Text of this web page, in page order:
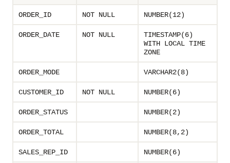
ORDER_ID NOT NULL NUMBER(12)
ORDER_DATE NOT NULL
TIMESTAMP(6)
WITH LOCAL TIME
ZONE
ORDER_MODE VARCHAR2(8)
CUSTOMER_ID NOT NULL NUMBER(6)
ORDER_STATUS NUMBER(2)
ORDER_TOTAL NUMBER(8,2)
SALES_REP_ID NUMBER(6)